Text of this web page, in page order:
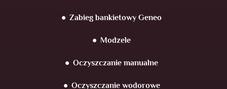
Zabieg bankietowy Geneo
Modzele
Oczyszczanie manualne
Oczyszczanie wodorowe